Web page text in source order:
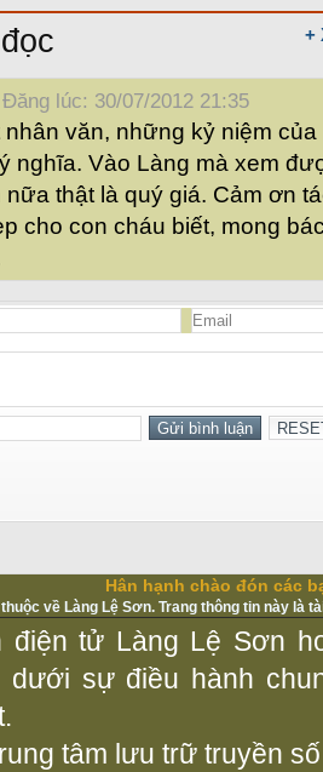
+
Đăng lúc: 30/07/2012 21:35
nhân văn, những kỷ niệm
nghĩa. Vào Làng mà xem
nữa thật là quý giá. Cảm ơn
cho con cháu biết, mong
Hân hạnh chào đón các
về Làng Lệ Sơn. Trang thông tin này là
điện tử Làng Lệ Sơn
dưới sự điều hành
tâm lưu trữ truyền